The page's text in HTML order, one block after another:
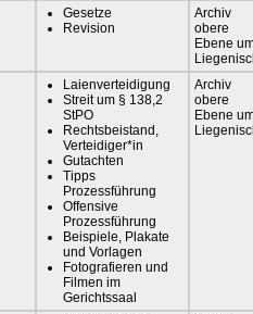
Gesetze
Revision
Archiv
obere
Ebene
Laienverteidigung
Streit um § 138,2
StPO
Rechtsbeistand,
Verteidiger*in
Gutachten
Tipps
Prozessführung
Offensive
Prozessführung
Beispiele, Plakate
und Vorlagen
Fotografieren und
Filmen im
Gerichtssaal
Archiv
obere
Ebene